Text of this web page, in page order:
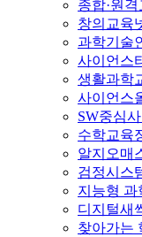
종합·원
창의교육
과학기술
사이언스
생활과학
사이언스
SW중심
수학교육
알지오매
검정시스
지능형 과
디지털새
찾아가는